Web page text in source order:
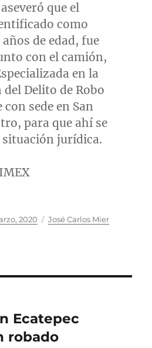
que el
como
de edad, fue
con el camión,
en la
Delito de Robo
con sede en San
para que ahí se
jurídica.
2020 Categorías
José Carlos Mier
Ecatepec
robado